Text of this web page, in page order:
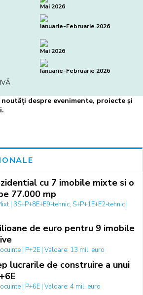
Mai 2026
Ianuarie-Februarie 2026
Mai 2026
Ianuarie-Februarie 2026
despre evenimente, proiecte și
cu 7 imobile mixte si o
77.000 mp
| 3S+P+8E+E9-tehnic, S+P+1E+E2-tehnic |
de euro pentru 9 imobile
| P+2E | Valoare: 13 mil. euro
lucrarile de construire a unui
| P+6E | Valoare: 4 mil. euro